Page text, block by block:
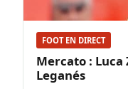
FOOT EN DIRECT
Mercato : Luca
Leganés